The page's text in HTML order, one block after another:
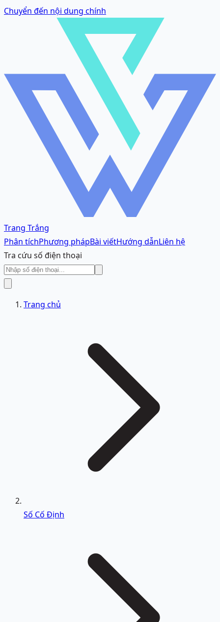
Chuyển đến nội dung chính
Trang Trắng
Phân tíchPhương phápBài viếtHướng dẫnLiên hệ
Tra cứu số điện thoại
Trang chủ
Số Cố Định